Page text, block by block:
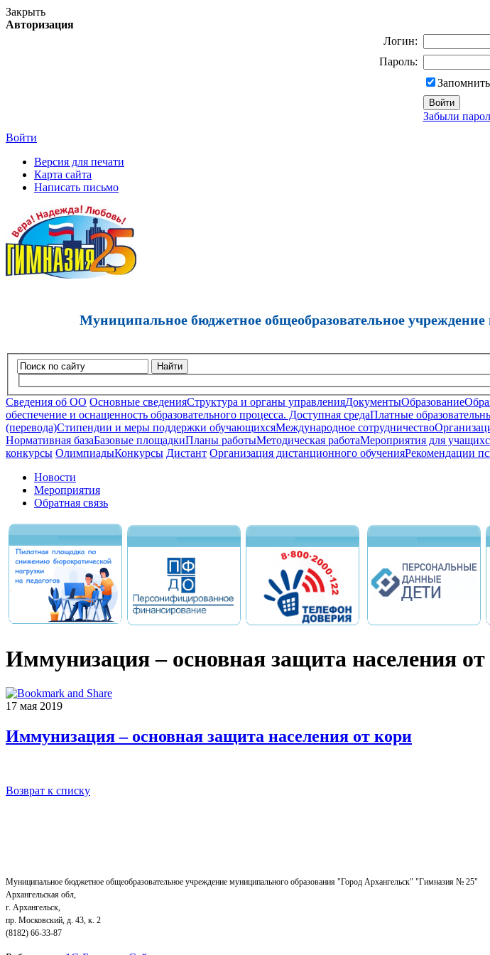
Закрыть
Авторизация
Логин:
Пароль:
Забыли
Войти
Версия для печати
Карта сайта
Написать письмо
Муниципальное бюджетное общеобразовательное
Найти
Сведения об ОО Основные сведенияСтруктура и органы управленияДокументыОбразование
обеспечение и оснащенность образовательного процесса. Доступная средаПлатные
(перевода)Стипендии и меры поддержки обучающихсяМеждународное сотрудничество
Нормативная базаБазовые площадкиПланы работыМетодическая работаМероприятия для
конкурсы ОлимпиадыКонкурсы Дистант Организация дистанционного обученияРекомендации
Новости
Мероприятия
Обратная связь
Иммунизация – основная защита населения
17 мая 2019
Иммунизация – основная защита населения от кори
Возврат к списку
Муниципальное бюджетное общеобразовательное учреждение муниципального образования "Город Архангельск" "Гимназия № 25"
Архангельская обл,
г. Архангельск,
пр. Московский, д. 43, к. 2
(8182) 66-33-87